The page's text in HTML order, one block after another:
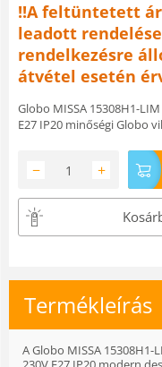
!!A feltüntetett ár
leadott
rendelkezésre
átvétel esetén
Globo MISSA 15308H1-
E27 IP20 minőségi Globo
+
−
Termékleírás
A Globo MISSA 15308H1-